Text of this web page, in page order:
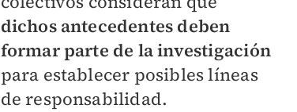
dichos antecedentes deben
formar parte de la investigación
para establecer posibles líneas
de responsabilidad.